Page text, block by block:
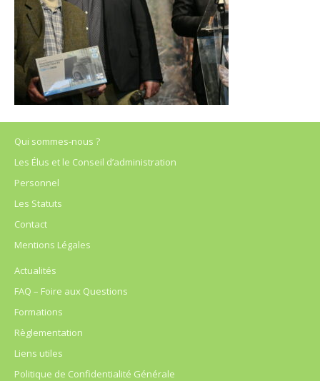
Qui sommes-nous ?
Les Élus et le Conseil d’administration
Personnel
Les Statuts
Contact
Mentions Légales
Actualités
FAQ – Foire aux Questions
Formations
Règlementation
Liens utiles
Politique de Confidentialité Générale